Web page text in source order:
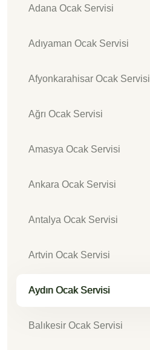
Adana Ocak Servisi
Adıyaman Ocak Servisi
Afyonkarahisar Ocak Servisi
Ağrı Ocak Servisi
Amasya Ocak Servisi
Ankara Ocak Servisi
Antalya Ocak Servisi
Artvin Ocak Servisi
Aydın Ocak Servisi
Balıkesir Ocak Servisi